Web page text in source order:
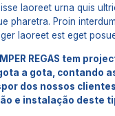
laoreet urna quis
pharetra. Proin
laoreet est eget
REGAS tem
a gota, contando
dos nossos
e instalação deste